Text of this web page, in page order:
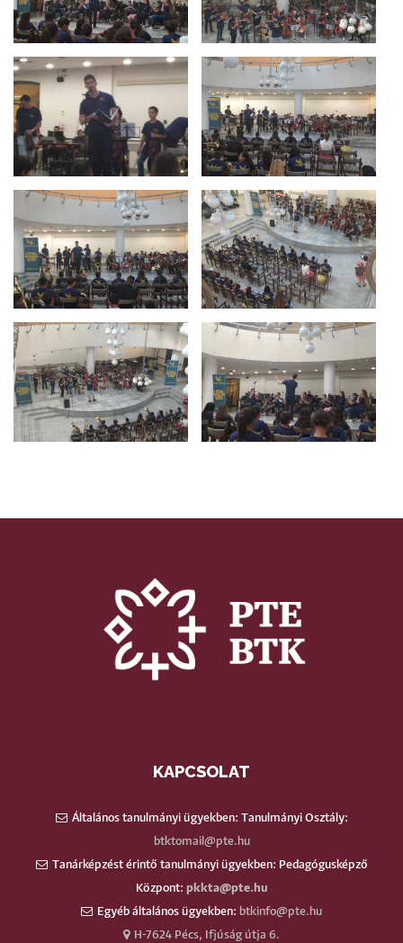
KAPCSOLAT
Általános tanulmányi ügyekben: Tanulmányi Osztály:
btktomail@pte.hu
Tanárképzést érintő tanulmányi ügyekben: Pedagógusképző
Központ: pkkta@pte.hu
Egyéb általános ügyekben: btkinfo@pte.hu
H-7624 Pécs, Ifjúság útja 6.